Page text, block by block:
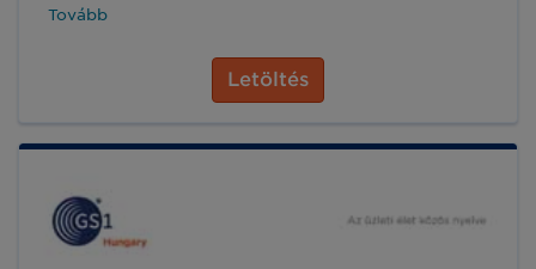
Tovább
Letöltés